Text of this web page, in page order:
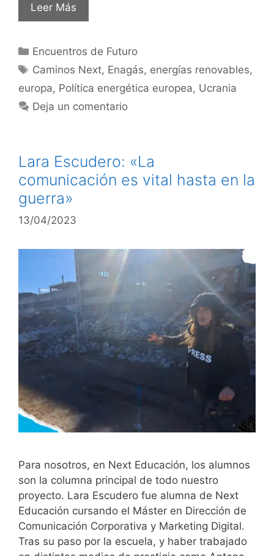
Leer Más
Encuentros de Futuro
Caminos Next, Enagás, energías renovables,
europa, Política energética europea, Ucrania
Deja un comentario
Lara Escudero: «La
comunicación es vital hasta en la
guerra»
13/04/2023
Para nosotros, en Next Educación, los alumnos
son la columna principal de todo nuestro
proyecto. Lara Escudero fue alumna de Next
Educación cursando el Máster en Dirección de
Comunicación Corporativa y Marketing Digital.
Tras su paso por la escuela, y haber trabajado